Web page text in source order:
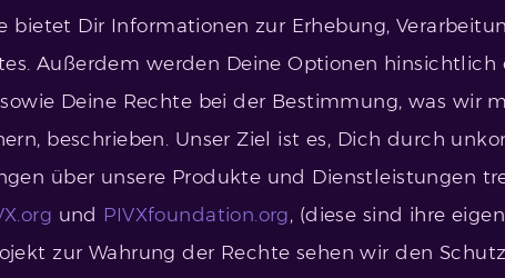
bietet Dir Informationen zur Erhebung,
Außerdem werden Deine Optionen hinsichtlich
Deine Rechte bei der Bestimmung, was wir
beschrieben. Unser Ziel ist es, Dich durch
über unsere Produkte und Dienstleistungen
und PIVXfoundation.org, (diese sind ihre
zur Wahrung der Rechte sehen wir den